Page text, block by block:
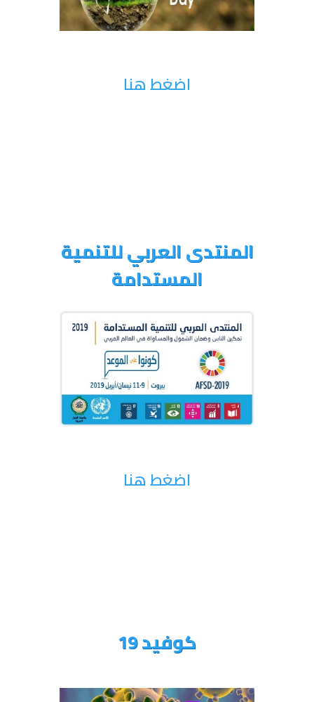
اضغط هنا
المنتدى العربي للتنمية
المستدامة
اضغط هنا
كوفيد 19